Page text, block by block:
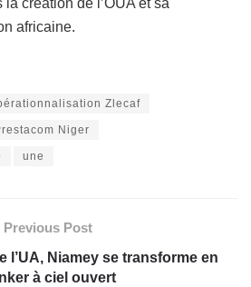
la création de l’OUA et sa
africaine.
Zlecaf
Niger
une
Previous Post
l’UA, Niamey se transforme en
à ciel ouvert